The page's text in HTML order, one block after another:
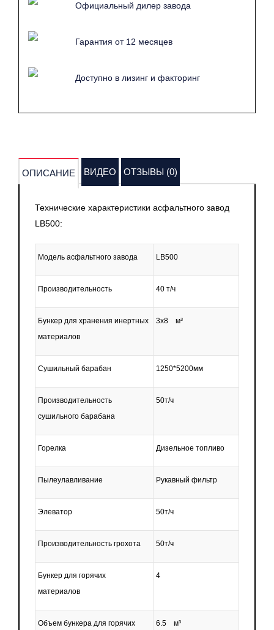
Официальный дилер завода
Гарантия от 12 месяцев
Доступно в лизинг и факторинг
ОПИСАНИЕ ВИДЕО ОТЗЫВЫ (0)
Технические характеристики асфальтного завод
LB500:
Модель асфальтного завода LB500
Производительность 40 т/ч
Бункер для хранения инертных
материалов
3x8 м³
Сушильный барабан 1250*5200мм
Производительность
сушильного барабана
50т/ч
Горелка Дизельное топливо
Пылеулавливание Рукавный фильтр
Элеватор 50т/ч
Производительность грохота 50т/ч
Бункер для горячих
материалов
4
Объем бункера для горячих 6.5 м³